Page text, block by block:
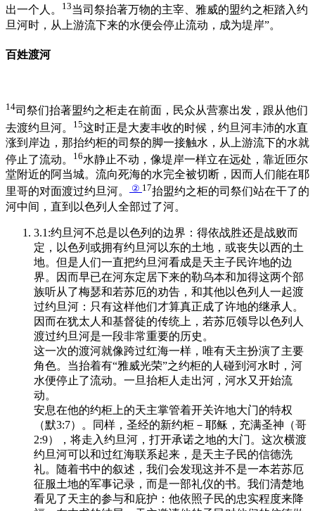
出一个人。
13当司祭抬著万物的主宰、雅威的盟约之柜踏入约
旦河时，从上游流下来的水便会停止流动，成为堤岸”。
百姓渡河
14司祭们抬著盟约之柜走在前面，民众从营寨出发，跟从他们
去渡约旦河。
15这时正是大麦丰收的时候，约旦河丰沛的水直
涨到岸边，那抬约柜的司祭的脚一接触水，从上游流下的水就
停止了流动。
16水静止不动，像堤岸一样立在远处，靠近匝尔
堂附近的阿当城。流向死海的水完全被切断，因而人们能在耶
里哥的对面渡过约旦河。
② 17抬盟约之柜的司祭们站在干了的
河中间，直到以色列人全部过了河。
3.1:约旦河不总是以色列的边界：得依战胜还是战败而
定，以色列或拥有约旦河以东的土地，或丧失以西的土
地。但是人们一直把约旦河看成是天主子民许地的边
界。因而早已在河东定居下来的勒乌本和加得这两个部
族听从了梅瑟和若苏厄的劝告，和其他以色列人一起渡
过约旦河：只有这样他们才算真正成了许地的继承人。
因而在犹太人和基督徒的传统上，若苏厄领导以色列人
渡过约旦河是一段非常重要的历史。
这一次的渡河就像跨过红海一样，唯有天主扮演了主要
角色。当抬着有“雅威光荣”之约柜的人碰到河水时，河
水便停止了流动。一旦抬柜人走出河，河水又开始流
动。
安息在他的约柜上的天主掌管着开关许地大门的特权
（默3:7）。同样，圣经的新约柜－耶稣，充满圣神（哥
2:9），将走入约旦河，打开承诺之地的大门。这次横渡
约旦河可以和过红海联系起来，是天主子民的信德洗
礼。随着书中的叙述，我们会发现这并不是一本若苏厄
征服土地的军事记录，而是一部礼仪的书。我们清楚地
看见了天主的参与和庇护：他依照子民的忠实程度来降